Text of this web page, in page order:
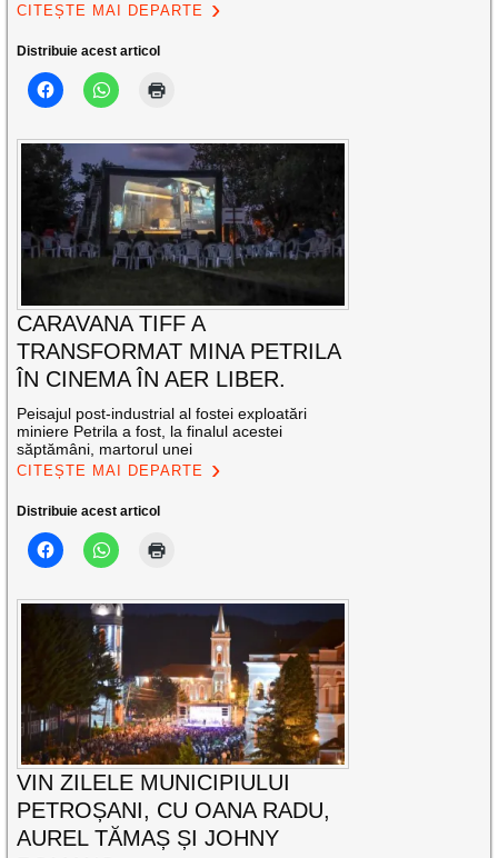
CITEȘTE MAI DEPARTE
Distribuie acest articol
CARAVANA TIFF A
TRANSFORMAT MINA PETRILA
ÎN CINEMA ÎN AER LIBER.
Peisajul post-industrial al fostei exploatări
miniere Petrila a fost, la finalul acestei
săptămâni, martorul unei
CITEȘTE MAI DEPARTE
Distribuie acest articol
VIN ZILELE MUNICIPIULUI
PETROȘANI, CU OANA RADU,
AUREL TĂMAȘ ȘI JOHNY